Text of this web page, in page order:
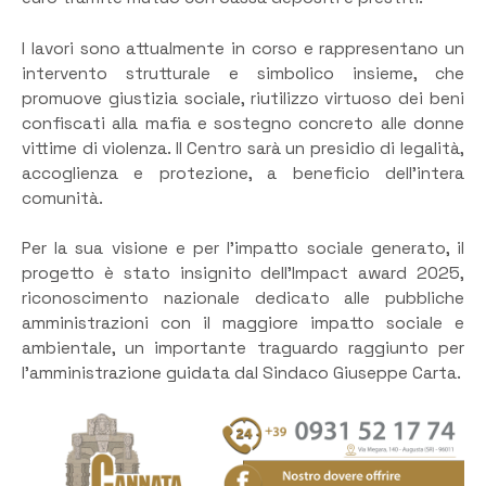
I lavori sono attualmente in corso e rappresentano un
intervento strutturale e simbolico insieme, che
promuove giustizia sociale, riutilizzo virtuoso dei beni
confiscati alla mafia e sostegno concreto alle donne
vittime di violenza. Il Centro sarà un presidio di legalità,
accoglienza e protezione, a beneficio dell’intera
comunità.
Per la sua visione e per l’impatto sociale generato, il
progetto è stato insignito dell’Impact award 2025,
riconoscimento nazionale dedicato alle pubbliche
amministrazioni con il maggiore impatto sociale e
ambientale, un importante traguardo raggiunto per
l’amministrazione guidata dal Sindaco Giuseppe Carta.